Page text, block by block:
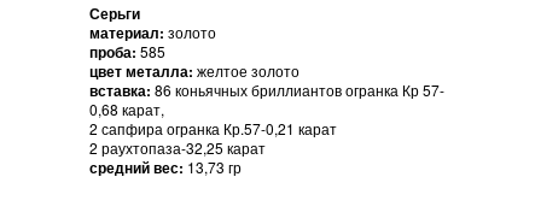
Серьги
материал: золото
проба: 585
цвет металла: желтое золото
вставка: 86 коньячных бриллиантов огранка Кр 57-
0,68 карат,
2 сапфира огранка Кр.57-0,21 карат
2 раухтопаза-32,25 карат
средний вес: 13,73 гр